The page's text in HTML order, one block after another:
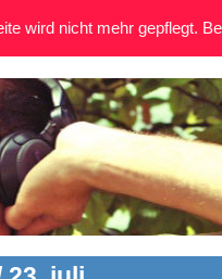
wird nicht mehr gepflegt.